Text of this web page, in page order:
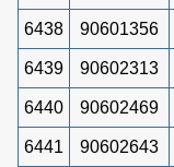
6438 90601356
6439 90602313
6440 90602469
6441 90602643